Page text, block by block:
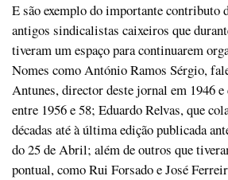
E são exemplo do importante contributo
antigos sindicalistas caixeiros que
tiveram um espaço para continuarem
Nomes como António Ramos Sérgio,
Antunes, director deste jornal em 1946 e
entre 1956 e 58; Eduardo Relvas, que
décadas até à última edição publicada
do 25 de Abril; além de outros que
pontual, como Rui Forsado e José